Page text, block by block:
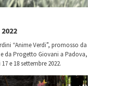
“Anime Verdi”, promosso da
da Progetto Giovani a Padova,
e 18 settembre 2022.